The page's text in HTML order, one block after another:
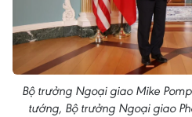
Bộ trưởng Ngoại giao Mike
tướng, Bộ trưởng Ngoại giao